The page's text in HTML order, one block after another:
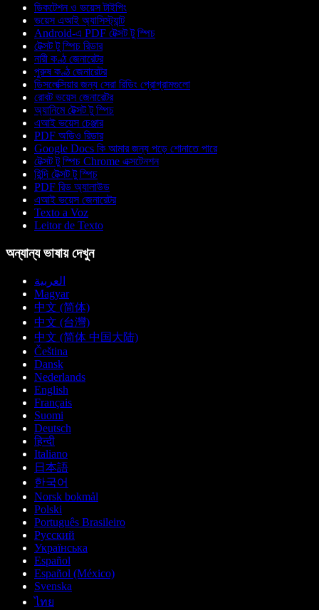
ডিকটেশন ও ভয়েস টাইপিং
ভয়েস এআই অ্যাসিস্ট্যান্ট
Android-এ PDF টেক্সট টু স্পিচ
টেক্সট টু স্পিচ রিডার
নারী কণ্ঠ জেনারেটর
পুরুষ কণ্ঠ জেনারেটর
ডিসলেক্সিয়ার জন্য সেরা রিডিং প্রোগ্রামগুলো
রোবট ভয়েস জেনারেটর
অ্যানিমে টেক্সট টু স্পিচ
এআই ভয়েস চেঞ্জার
PDF অডিও রিডার
Google Docs কি আমার জন্য পড়ে শোনাতে পারে
টেক্সট টু স্পিচ Chrome এক্সটেনশন
হিন্দি টেক্সট টু স্পিচ
PDF রিড অ্যালাউড
এআই ভয়েস জেনারেটর
Texto a Voz
Leitor de Texto
অন্যান্য ভাষায় দেখুন
العربية
Magyar
中文 (简体)
中文 (台灣)
中文 (简体 中国大陆)
Čeština
Dansk
Nederlands
English
Français
Suomi
Deutsch
हिन्दी
Italiano
日本語
한국어
Norsk bokmål
Polski
Português Brasileiro
Русский
Українська
Español
Español (México)
Svenska
ไทย